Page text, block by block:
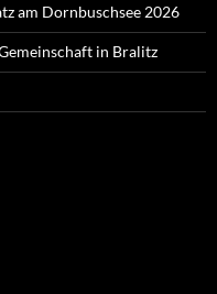
am Dornbuschsee 2026
in Bralitz